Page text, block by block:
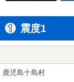
震度1
鹿児島十島村